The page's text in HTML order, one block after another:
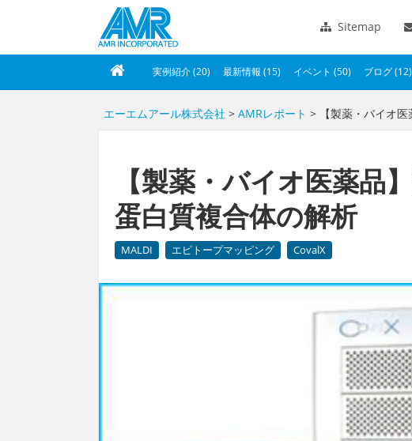
Sitemap
実例紹介 (20) 最新情報 (15) イベント (50) ブログ (12)
エーエムアール株式会社 >AMRレポート > 【製薬・バイオ
【製薬・バイオ医薬品
蛋白質複合体の解析
MALDI エピトープマッピング CovalX